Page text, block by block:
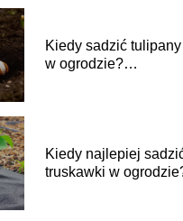
Kiedy sadzić tulipany
w ogrodzie?
Kiedy najlepiej
truskawki w